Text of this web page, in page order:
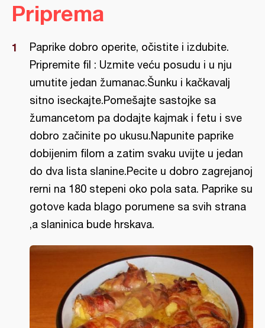
Priprema
Paprike dobro operite, očistite i izdubite.
Pripremite fil : Uzmite veću posudu i u nju
umutite jedan žumanac.Šunku i kačkavalj
sitno iseckajte.Pomešajte sastojke sa
žumancetom pa dodajte kajmak i fetu i sve
dobro začinite po ukusu.Napunite paprike
dobijenim filom a zatim svaku uvijte u jedan
do dva lista slanine.Pecite u dobro zagrejanoj
rerni na 180 stepeni oko pola sata. Paprike su
gotove kada blago porumene sa svih strana
,a slaninica bude hrskava.